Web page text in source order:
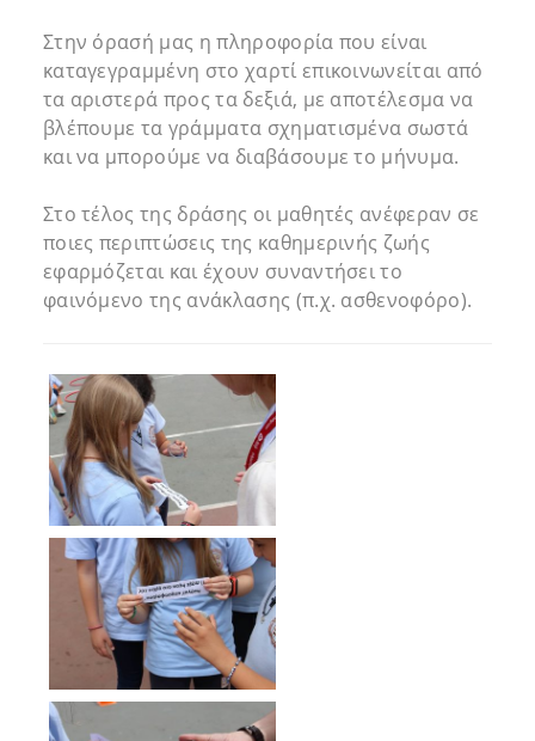
Στην όρασή μας η πληροφορία που είναι
καταγεγραμμένη στο χαρτί επικοινωνείται από
τα αριστερά προς τα δεξιά, με αποτέλεσμα να
βλέπουμε τα γράμματα σχηματισμένα σωστά
και να μπορούμε να διαβάσουμε το μήνυμα.
Στο τέλος της δράσης οι μαθητές ανέφεραν σε
ποιες περιπτώσεις της καθημερινής ζωής
εφαρμόζεται και έχουν συναντήσει το
φαινόμενο της ανάκλασης (π.χ. ασθενοφόρο).